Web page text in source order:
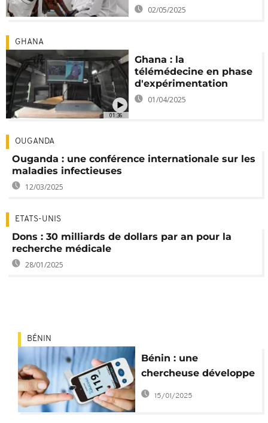
02/05/2025
01:36
GHANA
Ghana : la
télémédecine en phase
d'expérimentation
01/04/2025
OUGANDA
Ouganda : une conférence internationale sur les
maladies infectieuses
12/03/2025
ETATS-UNIS
Dons : 30 milliards de dollars par an pour la
recherche médicale
28/01/2025
BÉNIN
Bénin : une
chercheuse développe
un nouveau
traitement contre le
15/01/2025